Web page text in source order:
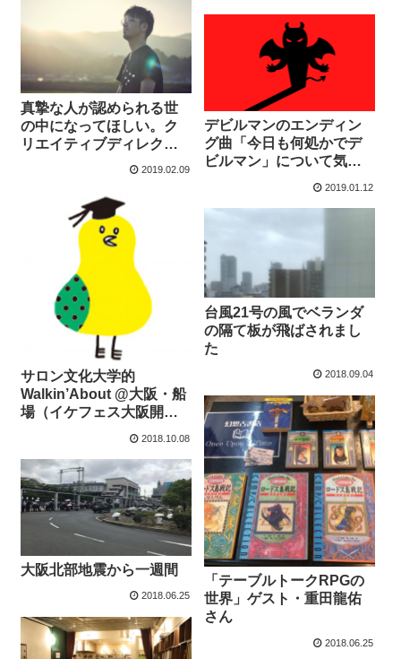
真摯な人が認められる世
の中になってほしい。ク
リエイティブディレクタ
ー・池田敦さんが積み重
2019.02.09
デビルマンのエンディン
グ曲「今日も何処かでデ
ビルマン」について気に
2019.01.12
サロン文化大学的
Walkin’About @大阪・船
場（イケフェス大阪開催
2018.10.08
台風21号の風でベランダ
の隔て板が飛ばされまし
た
2018.09.04
「テーブルトークRPGの
世界」ゲスト・重田龍佑
さん
2018.06.25
大阪北部地震から一週間
2018.06.25